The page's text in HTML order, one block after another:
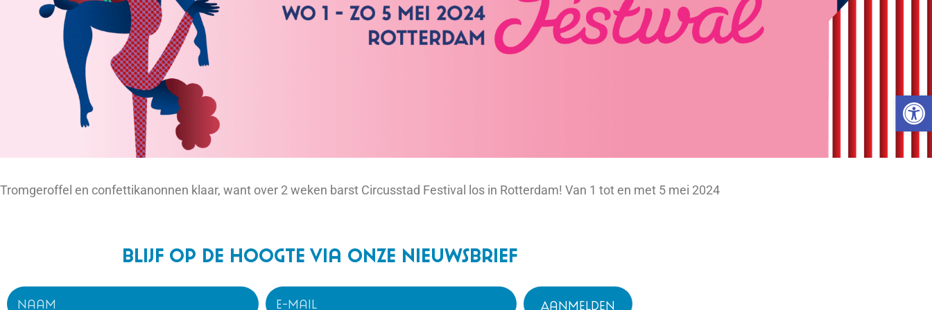
Tromgeroffel en confettikanonnen klaar, want over 2 weken barst Circusstad Festival los in Rotterdam! Van 1 tot en met 5 mei 2024
Blijf op de hoogte via onze nieuwsbrief